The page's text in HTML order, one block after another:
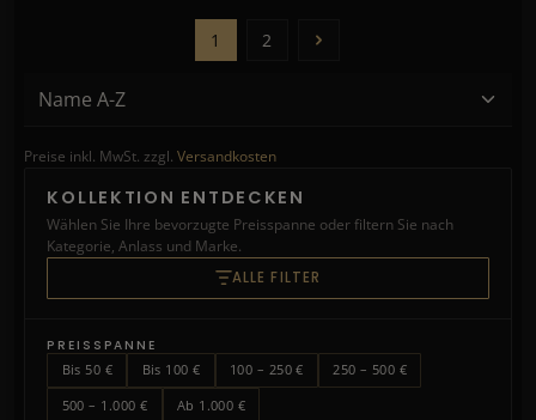
1 2
Preise inkl. MwSt. zzgl. Versandkosten
KOLLEKTION ENTDECKEN
Wählen Sie Ihre bevorzugte Preisspanne oder filtern Sie nach
Kategorie, Anlass und Marke.
ALLE FILTER
PREISSPANNE
Bis 50 €
Bis 100 € 100 – 250 €
250 – 500 €
500 – 1.000 €
Ab 1.000 €